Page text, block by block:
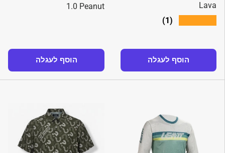
Lava
(1)
הוסף לעגלה
1.0 Peanut
הוסף לעגלה